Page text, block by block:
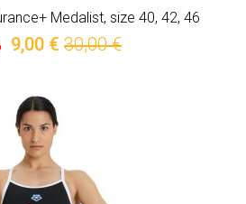
Medalist, size 40, 42, 46
9,00 € 30,00 €